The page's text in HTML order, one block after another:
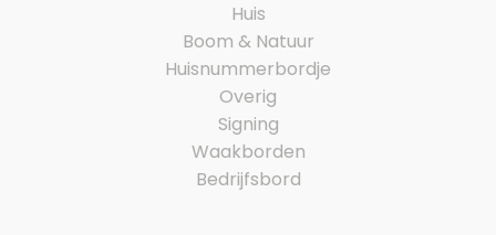
Huis
Boom & Natuur
Huisnummerbordje
Overig
Signing
Waakborden
Bedrijfsbord